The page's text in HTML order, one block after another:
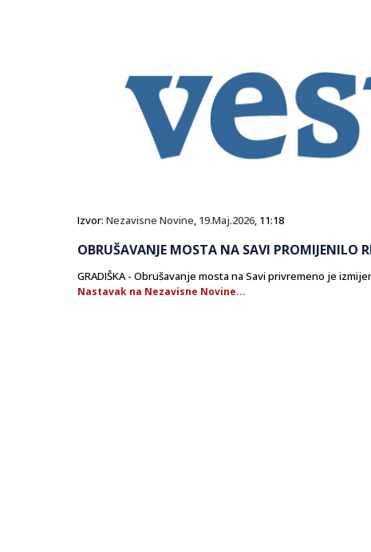
Izvor: Nezavisne Novine, 19.Maj.2026, 11:18
OBRUŠAVANJE MOSTA NA SAVI PROMIJENILO
GRADIŠKA - Obrušavanje mosta na Savi privremeno je
Nastavak na Nezavisne Novine...